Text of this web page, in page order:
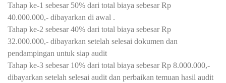
Tahap ke-1 sebesar 50% dari total biaya sebesar Rp
40.000.000,- dibayarkan di awal .
Tahap ke-2 sebesar 40% dari total biaya sebesar Rp
32.000.000,- dibayarkan setelah selesai dokumen dan
pendampingan untuk siap audit
Tahap ke-3 sebesar 10% dari total biaya sebesar Rp 8.000.000,-
dibayarkan setelah selesai audit dan perbaikan temuan hasil audit